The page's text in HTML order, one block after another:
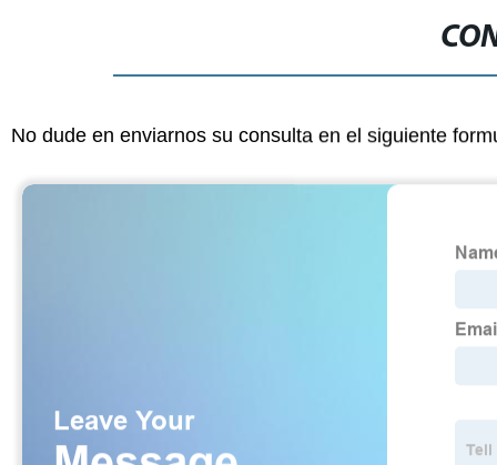
No dude en enviarnos su consulta en el siguiente